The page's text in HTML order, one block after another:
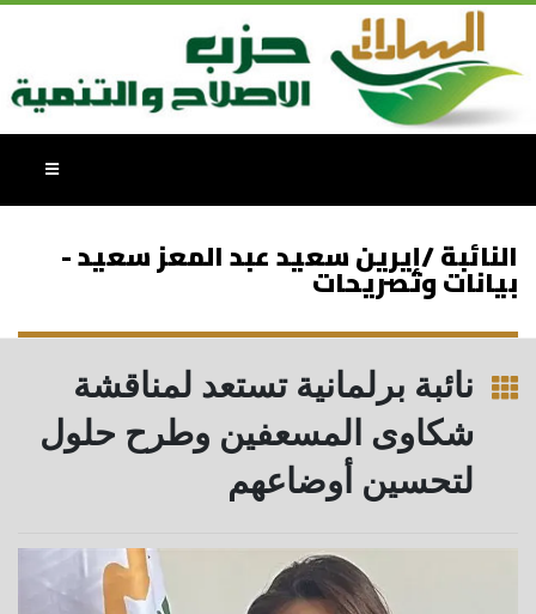
النائبة /إيرين سعيد عبد المعز سعيد -
بيانات وتصريحات
نائبة برلمانية تستعد لمناقشة
شكاوى المسعفين وطرح حلول
لتحسين أوضاعهم